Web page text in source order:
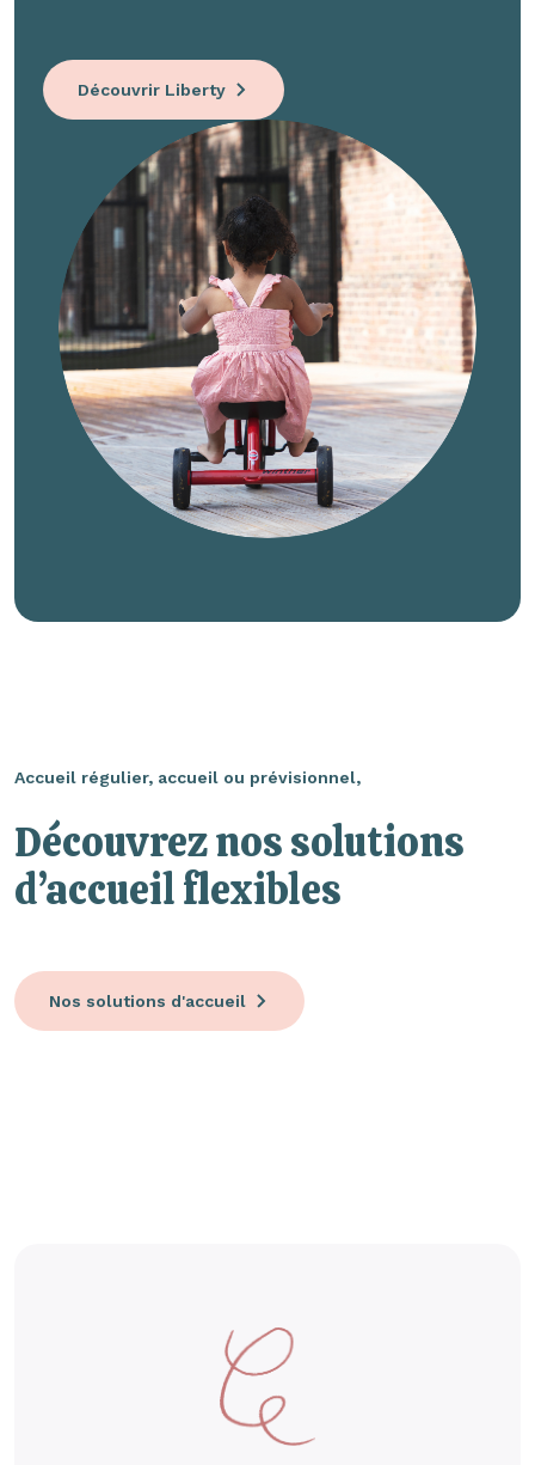
Découvrir Liberty
Accueil régulier, accueil ou prévisionnel,
Découvrez nos solutions
d’accueil flexibles
Nos solutions d'accueil